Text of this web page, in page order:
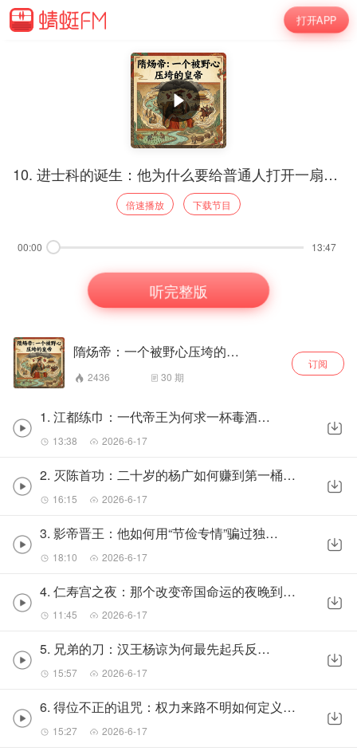
打开APP
10. 进士科的诞生：他为什么要给普通人打开一扇门？
倍速播放 下载节目
00:00 13:47
听完整版
隋炀帝：一个被野心压垮的皇帝
2436 30 期
订阅
1. 江都练巾：一代帝王为何求一杯毒酒而不得？
13:38 2026-6-17
2. 灭陈首功：二十岁的杨广如何赚到第一桶政治资本？
16:15 2026-6-17
3. 影帝晋王：他如何用“节俭专情”骗过独孤皇后？
18:10 2026-6-17
4. 仁寿宫之夜：那个改变帝国命运的夜晚到底发生了什么？
11:45 2026-6-17
5. 兄弟的刀：汉王杨谅为何最先起兵反对杨广？
15:57 2026-6-17
6. 得位不正的诅咒：权力来路不明如何定义杨广的一生？
15:27 2026-6-17